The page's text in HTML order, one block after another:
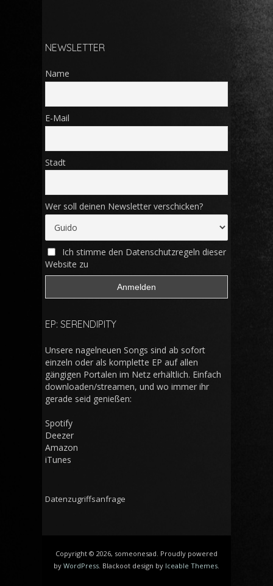
NEWSLETTER
Name
E-Mail
Stadt
Wer soll deinen Newsletter verschicken?
Ich stimme den Datenschutzregeln dieser
Website zu
EP: SERENDIPITY
Unsere nagelneuen Songs sind ab sofort
einzeln oder als komplette EP auf allen
gängigen Portalen im Netz erhältlich. Einfach
downloaden/streamen, und wo immer ihr
gerade seid genießen:
Spotify
Deezer
Amazon
iTunes
Datenzugriffsanfrage
Copyright © 2026, someonesad. Proudly powered
by WordPress . Blackoot design by Iceable Themes